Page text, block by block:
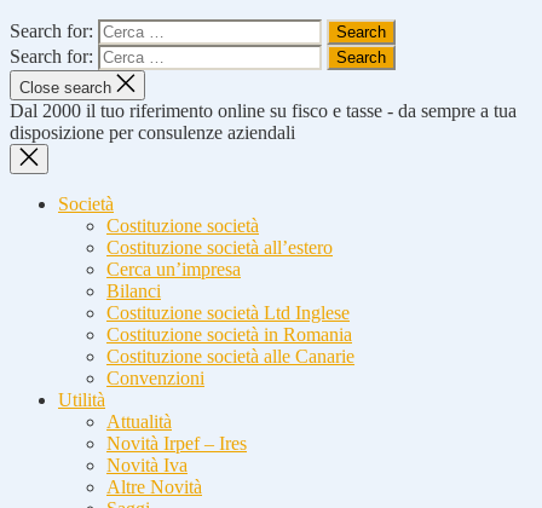
Search for:
Search for:
Close search
Dal 2000 il tuo riferimento online su fisco e tasse - da sempre a tua
disposizione per consulenze aziendali
Società
Costituzione società
Costituzione società all’estero
Cerca un’impresa
Bilanci
Costituzione società Ltd Inglese
Costituzione società in Romania
Costituzione società alle Canarie
Convenzioni
Utilità
Attualità
Novità Irpef – Ires
Novità Iva
Altre Novità